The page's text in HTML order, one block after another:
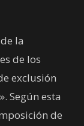
la
de los
exclusión
Según esta
de